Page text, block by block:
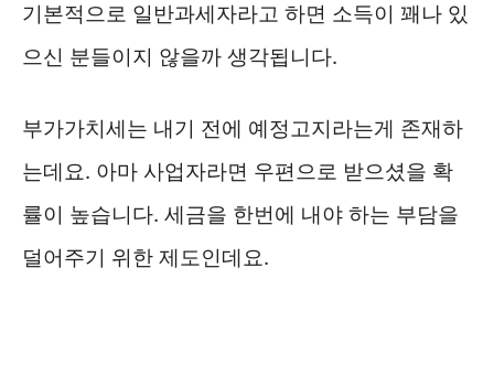
기본적으로 일반과세자라고 하면 소득이 꽤나 있
으신 분들이지 않을까 생각됩니다.
부가가치세는 내기 전에 예정고지라는게 존재하
는데요. 아마 사업자라면 우편으로 받으셨을 확
률이 높습니다. 세금을 한번에 내야 하는 부담을
덜어주기 위한 제도인데요.